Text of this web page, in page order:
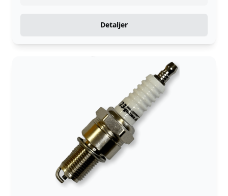
Detaljer